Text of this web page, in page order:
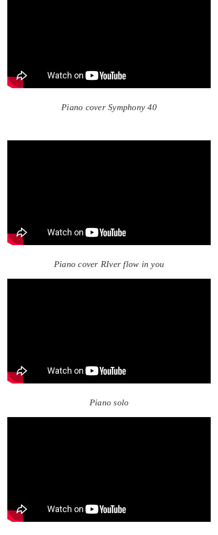
Piano cover Symphony 40
Piano cover RIver flow in you
Piano solo